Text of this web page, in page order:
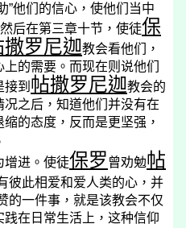
”他们的信心，使他们当中
后在第三章十节，使徒保
撒罗尼迦教会看他们，
的需要。而现在则说他们
到 帖撒罗尼迦教会的
之后，知道他们并没有在
的态度，反而是更坚强，
增进。使徒保罗 曾劝勉帖
彼此相爱和爱人类的心，并
的一件事，就是该教会不仅
在日常生活上，这种信仰